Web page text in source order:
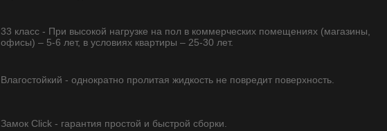
33 класс - При высокой нагрузке на пол в коммерческих помещениях (магазины,
офисы) – 5-6 лет, в условиях квартиры – 25-30 лет.
Влагостойкий - однократно пролитая жидкость не повредит поверхность.
Замок Click - гарантия простой и быстрой сборки.